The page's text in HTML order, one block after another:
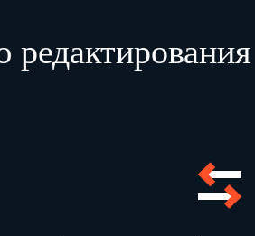
количество,
сумма,
тыс.